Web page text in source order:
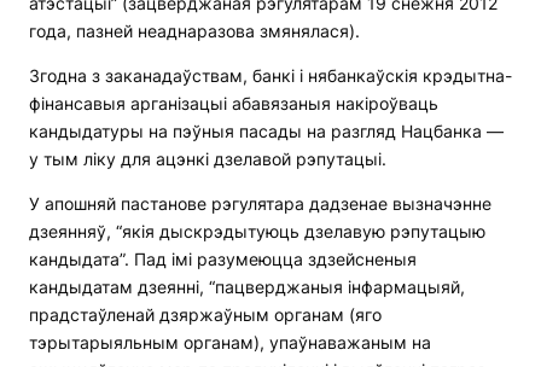
года, пазней неаднаразова змянялася).
Згодна з заканадаўствам, банкі і нябанкаўскія крэдытна-
фінансавыя арганізацыі абавязаныя накіроўваць
кандыдатуры на пэўныя пасады на разгляд Нацбанка —
у тым ліку для ацэнкі дзелавой рэпутацыі.
У апошняй пастанове рэгулятара дадзенае вызначэнне
дзеянняў, “якія дыскрэдытуюць дзелавую рэпутацыю
кандыдата”. Пад імі разумеюцца здзейсненыя
кандыдатам дзеянні, “пацверджаныя інфармацыяй,
прадстаўленай дзяржаўным органам (яго
тэрытарыяльным органам), упаўнаважаным на